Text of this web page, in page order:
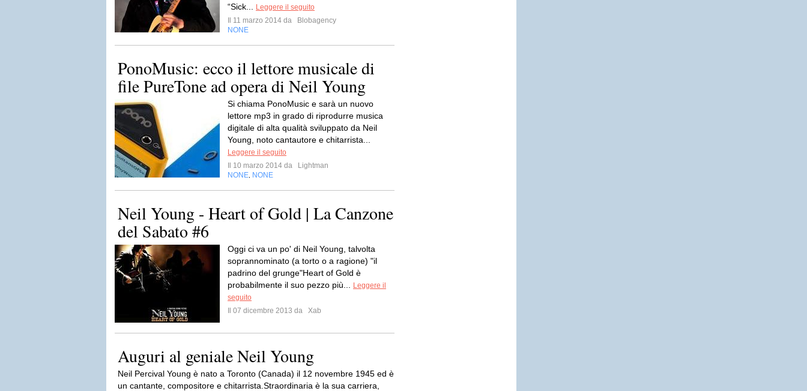
“Sick...
Leggere il seguito
Il 11 marzo 2014 da
Blobagency
NONE
PonoMusic: ecco il lettore musicale di
file PureTone ad opera di Neil Young
Si chiama PonoMusic e sarà un nuovo
lettore mp3 in grado di riprodurre musica
digitale di alta qualità sviluppato da Neil
Young, noto cantautore e chitarrista...
Leggere il seguito
Il 10 marzo 2014 da
Lightman
NONE NONE
Neil Young - Heart of Gold | La Canzone
del Sabato #6
Oggi ci va un po' di Neil Young, talvolta
soprannominato (a torto o a ragione) "il
padrino del grunge"Heart of Gold è
probabilmente il suo pezzo più...
Leggere il
seguito
Il 07 dicembre 2013 da
Xab
Auguri al geniale Neil Young
Neil Percival Young è nato a Toronto (Canada) il 12 novembre 1945 ed è
un cantante, compositore e chitarrista.Straordinaria è la sua carriera,